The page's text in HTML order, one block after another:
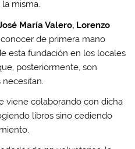
misma.
María Valero, Lorenzo
de primera mano
esta fundación en los locales
posteriormente, son
viene colaborando con dicha
libros sino cediendo